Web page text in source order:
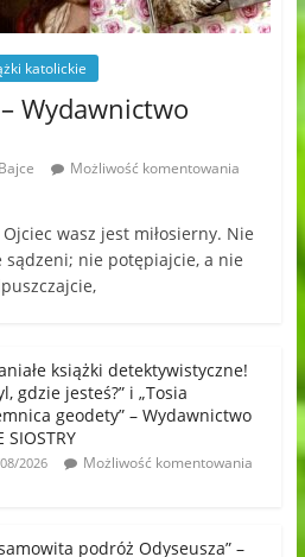
katolickie
Wydawnictwo
Możliwość komentowania
wasz jest miłosierny. Nie
sądzeni; nie potępiajcie, a nie
książki detektywistyczne!
gdzie jesteś?” i „Tosia
geodety” – Wydawnictwo
SIOSTRY
2026
Możliwość komentowania
podróż Odyseusza” –